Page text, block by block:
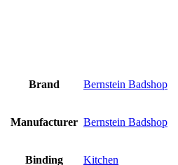
Brand Bernstein Badshop
Manufacturer Bernstein Badshop
Binding Kitchen